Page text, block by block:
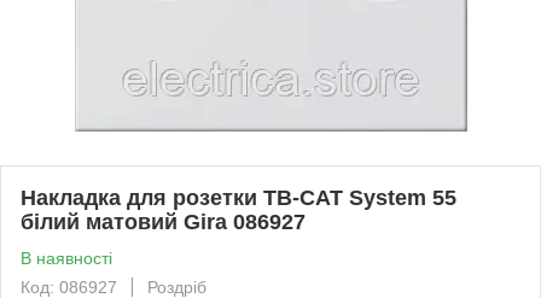
Накладка для розетки ТВ-САТ System 55
білий матовий Gira 086927
В наявності
Код: 086927
Роздріб